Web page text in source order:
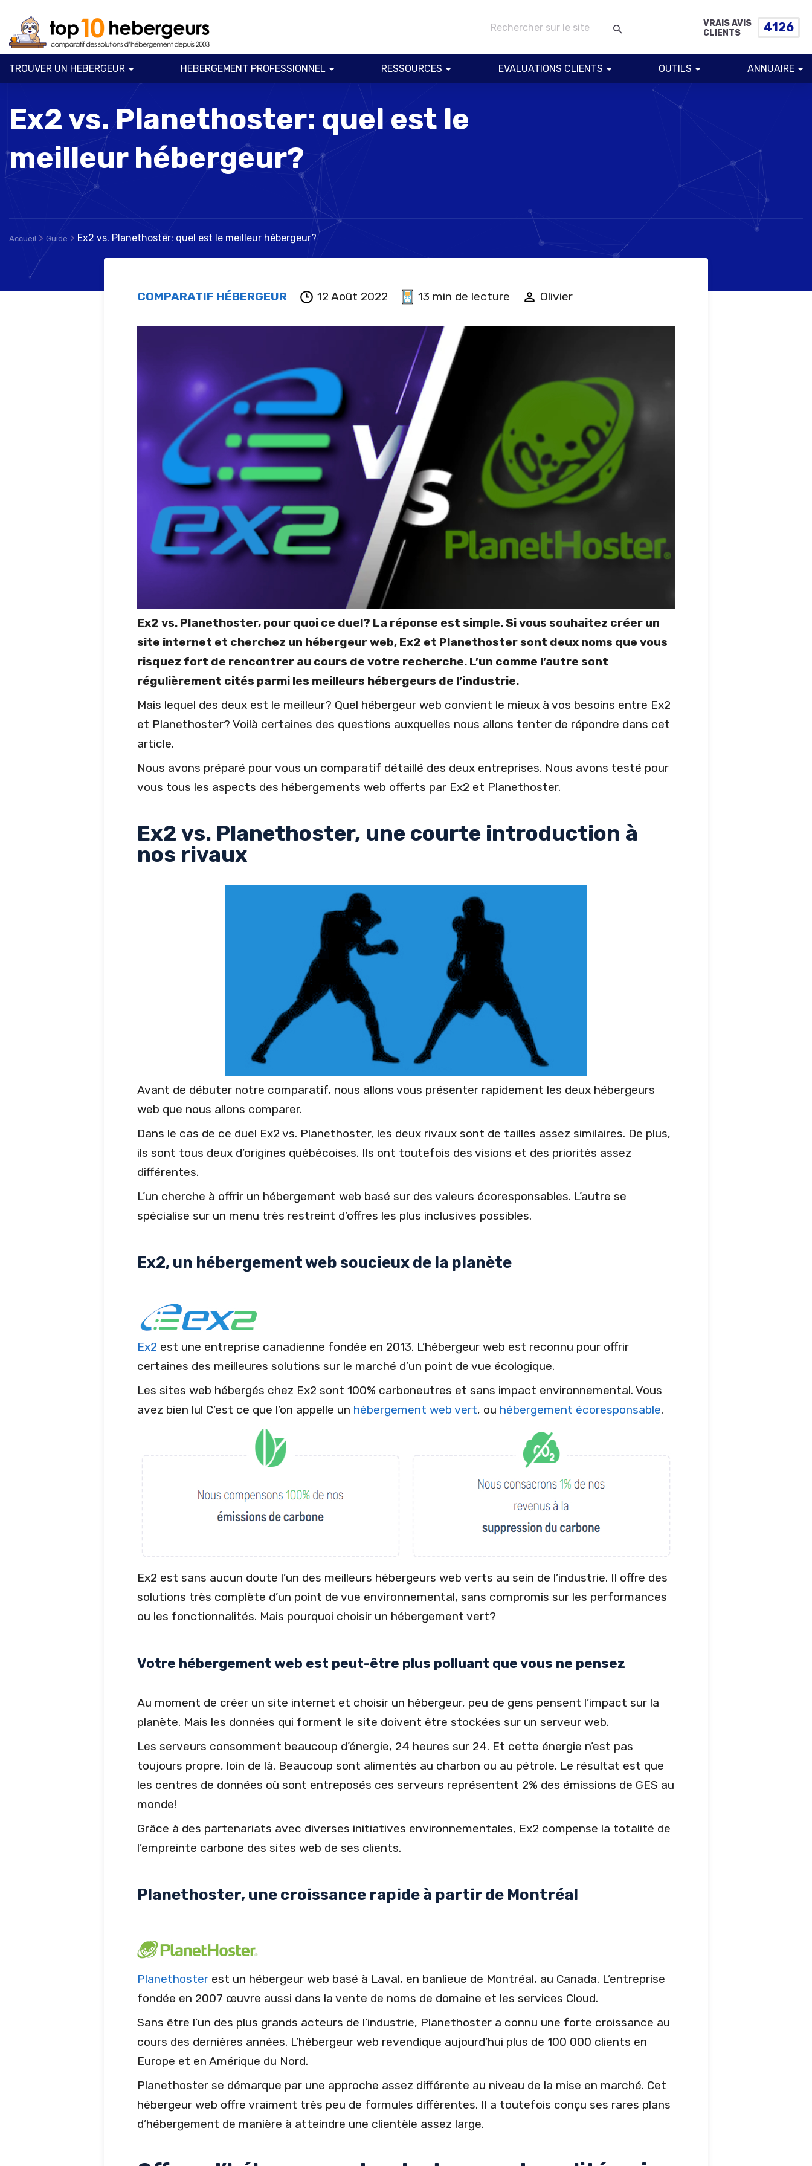
VRAIS AVIS
CLIENTS
4126
TROUVER UN HEBERGEUR HEBERGEMENT PROFESSIONNEL RESSOURCES EVALUATIONS CLIENTS OUTILS ANNUAIRE
Ex2 vs. Planethoster: quel est le
meilleur hébergeur?
Accueil > Guide > Ex2 vs. Planethoster: quel est le meilleur hébergeur?
COMPARATIF HÉBERGEUR 12 Août 2022 13 min de lecture Olivier
Ex2 vs. Planethoster, pour quoi ce duel? La réponse est simple. Si vous souhaitez créer un
site internet et cherchez un hébergeur web, Ex2 et Planethoster sont deux noms que vous
risquez fort de rencontrer au cours de votre recherche. L’un comme l’autre sont
régulièrement cités parmi les meilleurs hébergeurs de l’industrie.
Mais lequel des deux est le meilleur? Quel hébergeur web convient le mieux à vos besoins entre Ex2
et Planethoster? Voilà certaines des questions auxquelles nous allons tenter de répondre dans cet
article.
Nous avons préparé pour vous un comparatif détaillé des deux entreprises. Nous avons testé pour
vous tous les aspects des hébergements web offerts par Ex2 et Planethoster.
Ex2 vs. Planethoster, une courte introduction à
nos rivaux
Avant de débuter notre comparatif, nous allons vous présenter rapidement les deux hébergeurs
web que nous allons comparer.
Dans le cas de ce duel Ex2 vs. Planethoster, les deux rivaux sont de tailles assez similaires. De plus,
ils sont tous deux d’origines québécoises. Ils ont toutefois des visions et des priorités assez
différentes.
L’un cherche à offrir un hébergement web basé sur des valeurs écoresponsables. L’autre se
spécialise sur un menu très restreint d’offres les plus inclusives possibles.
Ex2, un hébergement web soucieux de la planète
Ex2 est une entreprise canadienne fondée en 2013. L’hébergeur web est reconnu pour offrir
certaines des meilleures solutions sur le marché d’un point de vue écologique.
Les sites web hébergés chez Ex2 sont 100% carboneutres et sans impact environnemental. Vous
avez bien lu! C’est ce que l’on appelle un hébergement web vert, ou hébergement écoresponsable.
Ex2 est sans aucun doute l’un des meilleurs hébergeurs web verts au sein de l’industrie. Il offre des
solutions très complète d’un point de vue environnemental, sans compromis sur les performances
ou les fonctionnalités. Mais pourquoi choisir un hébergement vert?
Votre hébergement web est peut-être plus polluant que vous ne pensez
Au moment de créer un site internet et choisir un hébergeur, peu de gens pensent l’impact sur la
planète. Mais les données qui forment le site doivent être stockées sur un serveur web.
Les serveurs consomment beaucoup d’énergie, 24 heures sur 24. Et cette énergie n’est pas
toujours propre, loin de là. Beaucoup sont alimentés au charbon ou au pétrole. Le résultat est que
les centres de données où sont entreposés ces serveurs représentent 2% des émissions de GES au
monde!
Grâce à des partenariats avec diverses initiatives environnementales, Ex2 compense la totalité de
l’empreinte carbone des sites web de ses clients.
Planethoster, une croissance rapide à partir de Montréal
Planethoster est un hébergeur web basé à Laval, en banlieue de Montréal, au Canada. L’entreprise
fondée en 2007 œuvre aussi dans la vente de noms de domaine et les services Cloud.
Sans être l’un des plus grands acteurs de l’industrie, Planethoster a connu une forte croissance au
cours des dernières années. L’hébergeur web revendique aujourd’hui plus de 100 000 clients en
Europe et en Amérique du Nord.
Planethoster se démarque par une approche assez différente au niveau de la mise en marché. Cet
hébergeur web offre vraiment très peu de formules différentes. Il a toutefois conçu ses rares plans
d’hébergement de manière à atteindre une clientèle assez large.